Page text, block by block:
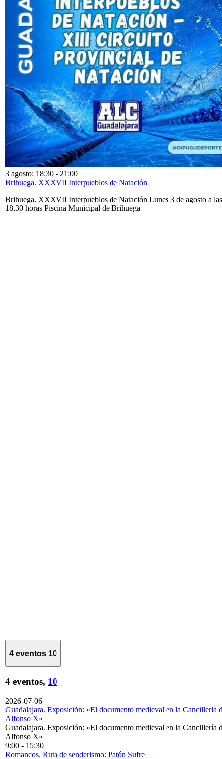
3 agosto: 18:30 - 21:00
Brihuega. XXXVII Interpueblos de Natación
Brihuega. XXXVII Interpueblos de Natación Lunes 3 de agosto a las
18,30 horas Piscina Municipal de Brihuega
4 eventos 10
4 eventos, 10
2026-07-06
Guadalajara. Exposición: «El documento medieval en la Cancillería
Alfonso X»
Guadalajara. Exposición: «El documento medieval en la Cancillería
Alfonso X»
9:00 - 15:30
Romancos. Ruta de senderismo: Patón Sufre